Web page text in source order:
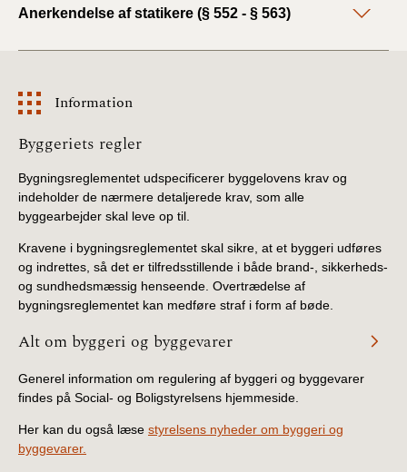
Anerkendelse af statikere (§ 552 - § 563)
Information
Information
Byggeriets regler
Bygningsreglementet udspecificerer byggelovens krav og
indeholder de nærmere detaljerede krav, som alle
byggearbejder skal leve op til.
Kravene i bygningsreglementet skal sikre, at et byggeri udføres
og indrettes, så det er tilfredsstillende i både brand-, sikkerheds-
og sundhedsmæssig henseende. Overtrædelse af
bygningsreglementet kan medføre straf i form af bøde.
Alt om byggeri og byggevarer
Generel information om regulering af byggeri og byggevarer
findes på Social- og Boligstyrelsens hjemmeside.
Her kan du også læse styrelsens nyheder om byggeri og
byggevarer.